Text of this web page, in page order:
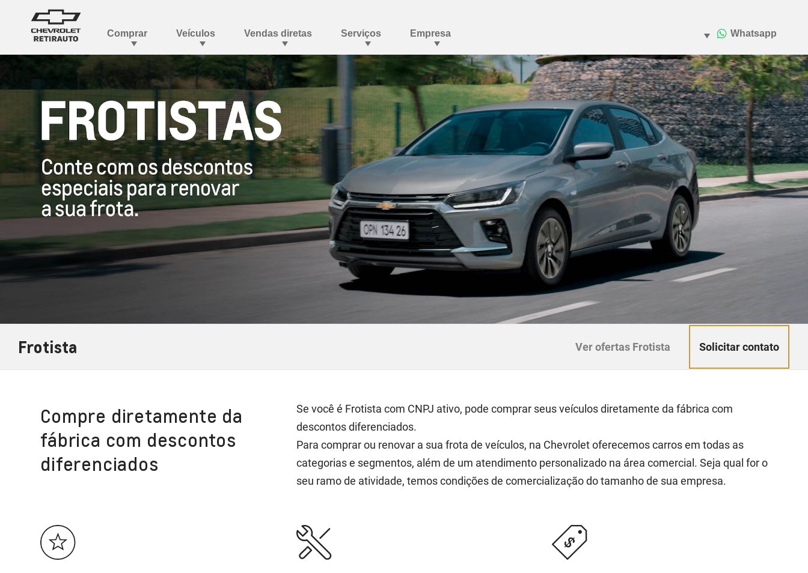
Frotista Ver ofertas Frotista Solicitar contato
Compre diretamente da
fábrica com descontos
diferenciados
Se você é Frotista com CNPJ ativo, pode comprar seus veículos diretamente da fábrica com
descontos diferenciados.
Para comprar ou renovar a sua frota de veículos, na Chevrolet oferecemos carros em todas as
categorias e segmentos, além de um atendimento personalizado na área comercial. Seja qual for o
seu ramo de atividade, temos condições de comercialização do tamanho de sua empresa.